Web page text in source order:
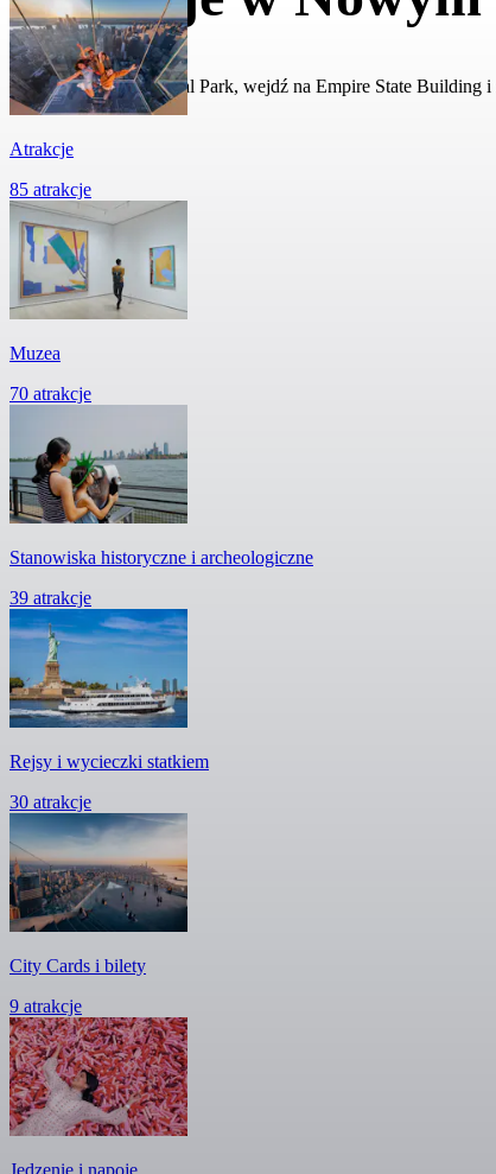
Przejdź się przez Central Park, wejdź na Empire State Building
Atrakcje
85 atrakcje
Muzea
70 atrakcje
Stanowiska historyczne i archeologiczne
39 atrakcje
Rejsy i wycieczki statkiem
30 atrakcje
City Cards i bilety
9 atrakcje
Jedzenie i napoje